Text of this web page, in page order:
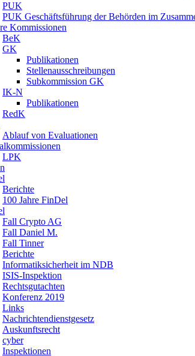
PUK
PUK Geschäftsführung der Behörden im
Kommissionen
BeK
GK
Publikationen
Stellenausschreibungen
Subkommission GK
IK-N
Publikationen
RedK
Ablauf von Evaluationen
LPK
Berichte
100 Jahre FinDel
Fall Crypto AG
Fall Daniel M.
Fall Tinner
Berichte
Informatiksicherheit ­im NDB
ISIS-Inspektion
Rechtsgutachten
Konferenz 2019
Links
Nachrichtendienstgesetz
Auskunftsrecht
cyber
Inspektionen